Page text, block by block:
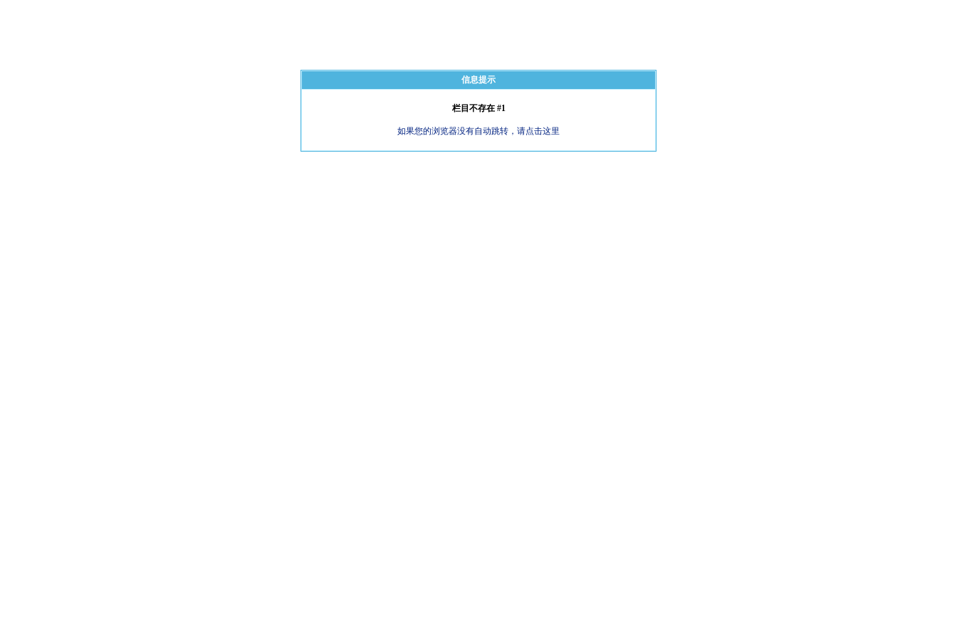
信息提示
栏目不存在 #1
如果您的浏览器没有自动跳转，请点击这里